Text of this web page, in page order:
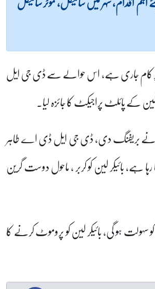
پر کام جاری ہے، اس حوالے سے ڈی جی ایل
کے پائلٹ پراجیکٹ کا جائزہ لیا۔
نے بریفنگ دی، ڈی جی ایل ڈی اے طاہر
ہے، بائیکر لین کو کربر ، ماحول دوست گرین
سے شہریوں کو سہولت ہو گی، بائیکر لین کو پروموٹ کرنے کا